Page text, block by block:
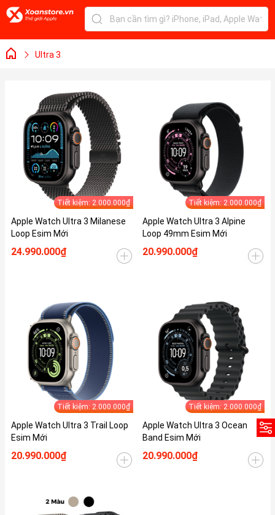
Ultra 3
Tiết kiệm: 2.000.000₫
Apple Watch Ultra 3 Milanese
Loop Esim Mới
24.990.000₫
Tiết kiệm: 2.000.000₫
Apple Watch Ultra 3 Alpine
Loop 49mm Esim Mới
20.990.000₫
Tiết kiệm: 2.000.000₫
Apple Watch Ultra 3 Trail Loop
Esim Mới
20.990.000₫
Tiết kiệm: 2.000.000₫
Apple Watch Ultra 3 Ocean
Band Esim Mới
20.990.000₫